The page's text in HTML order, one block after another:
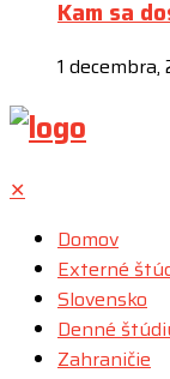
Kam sa
1 decembra,
✕
Domov
Externé
Slovensko
Denné
Zahraničie